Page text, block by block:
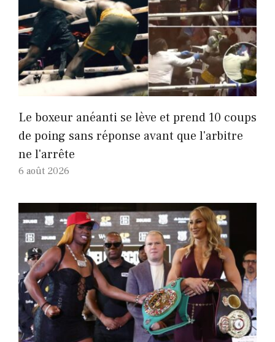
Le boxeur anéanti se lève et prend 10 coups
de poing sans réponse avant que l'arbitre
ne l'arrête
6 août 2026